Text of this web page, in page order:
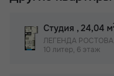
Студия , 24,04 м
ЛЕГЕНДА РОСТОВА,
10 литер, 6 этаж